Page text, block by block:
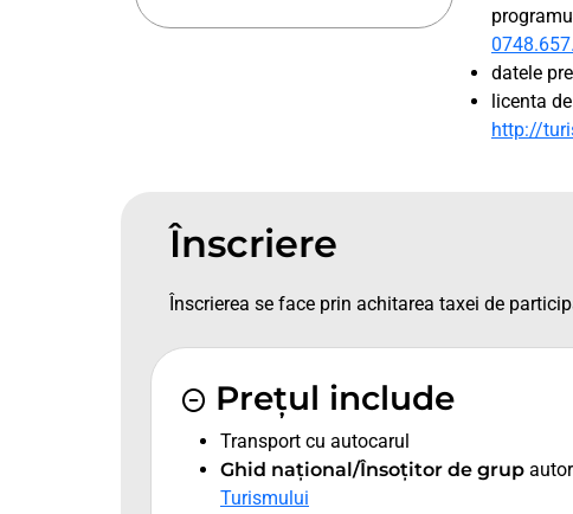
datele
licenta
http://
Înscriere
Înscrierea se face prin achitarea taxei de
Prețul include
Transport cu autocarul
Ghid național/Însoțitor de grup
Turismului